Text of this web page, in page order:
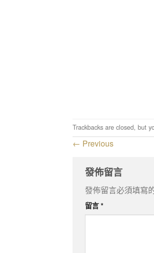
Trackbacks are closed, but
← Previous
發佈留言
發佈留言必須填寫
留言*